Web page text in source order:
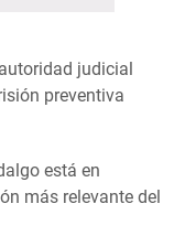
judicial
preventiva
está en
más relevante del